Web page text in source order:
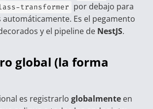
transformer por debajo para
automáticamente. Es el pegamento
y el pipeline de NestJS.
global (la forma
es registrarlo globalmente en